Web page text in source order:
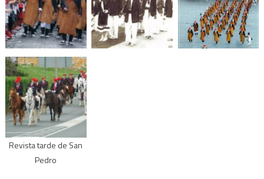
Revista tarde de San
Pedro